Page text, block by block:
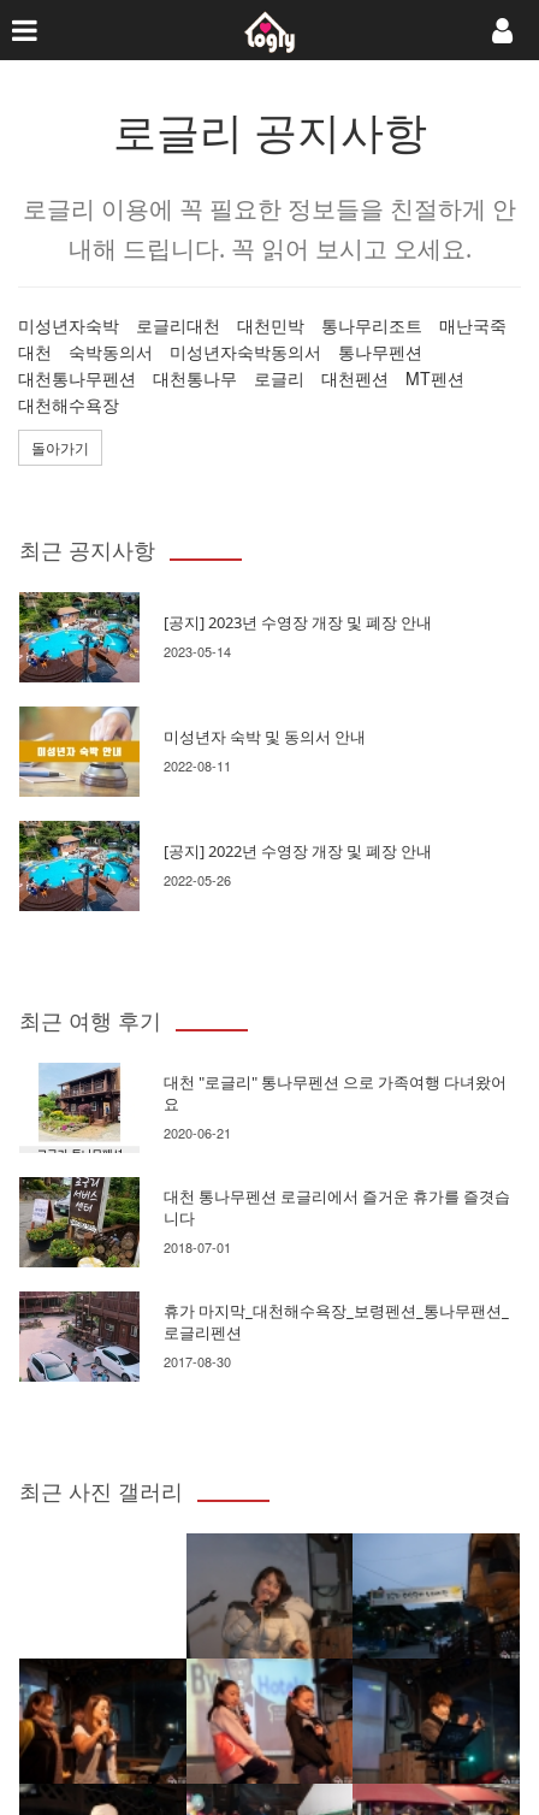
로글리 공지사항
로글리 이용에 꼭 필요한 정보들을 친절하게 안
내해 드립니다. 꼭 읽어 보시고 오세요.
미성년자숙박 로글리대천 대천민박 통나무리조트
매난국죽
대천
숙박동의서 미성년자숙박동의서
통나무펜션
대천통나무펜션
대천통나무 로글리 대천펜션
MT펜션
대천해수욕장
돌아가기
최근 공지사항
[공지] 2023년 수영장 개장 및 폐장 안내
2023-05-14
미성년자 숙박 및 동의서 안내
2022-08-11
[공지] 2022년 수영장 개장 및 폐장 안내
2022-05-26
최근 여행 후기
대천 "로글리" 통나무펜션 으로 가족여행 다녀왔어
요
2020-06-21
대천 통나무펜션 로글리에서 즐거운 휴가를 즐겻습
니다
2018-07-01
휴가 마지막_대천해수욕장_보령펜션_통나무팬션_
로글리펜션
2017-08-30
최근 사진 갤러리